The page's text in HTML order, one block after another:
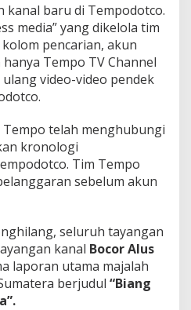
kanal baru di Tempodotco.
media” yang dikelola tim
pencarian, akun
Tempo TV Channel
video-video pendek
telah menghubungi
kronologi
Tim Tempo
sebelum akun
seluruh tayangan
kanal Bocor Alus
laporan utama majalah
berjudul “Biang